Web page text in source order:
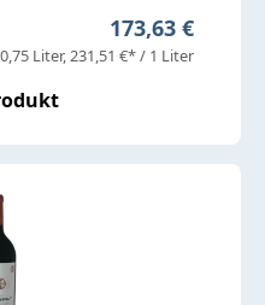
Regulärer
173,63 €
0,75 Liter 231,51 €* / 1 Liter